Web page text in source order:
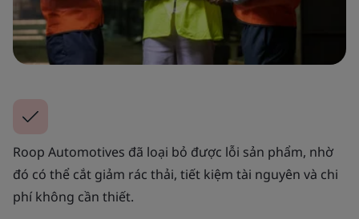
Roop Automotives đã loại bỏ được lỗi sản phẩm, nhờ
đó có thể cắt giảm rác thải, tiết kiệm tài nguyên và chi
phí không cần thiết.